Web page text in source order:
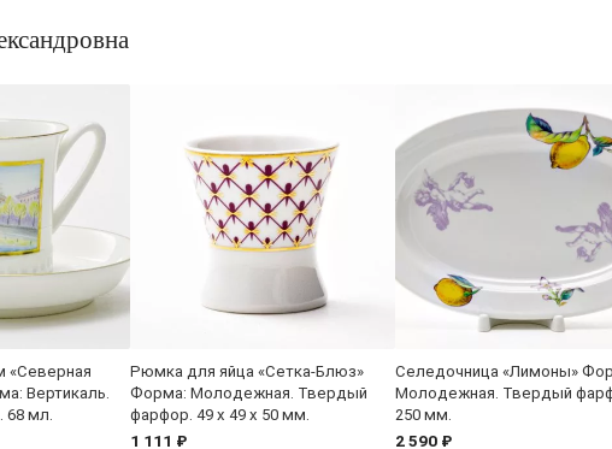
Вертикаль.
68 мл.
Рюмка для яйца «Сетка-Блюз»
Форма: Молодежная. Твердый
фарфор. 49 x 49 x 50 мм.
1 111 ₽
Селедочница «Лимоны»
Молодежная. Твердый
250 мм.
2 590 ₽